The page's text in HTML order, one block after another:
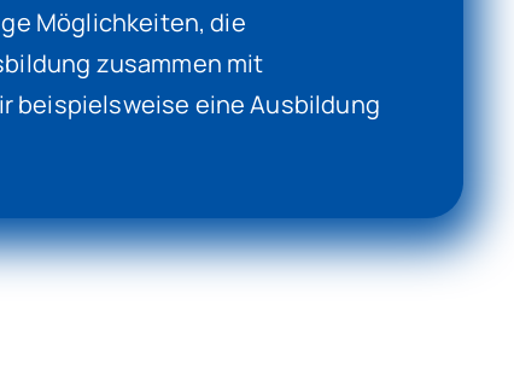
Möglichkeiten, die
zusammen mit
beispielsweise eine Ausbildung